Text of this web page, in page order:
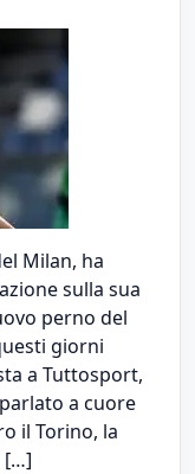
Milan, ha
sulla sua
perno del
giorni
a Tuttosport,
a cuore
il Torino, la
[…]